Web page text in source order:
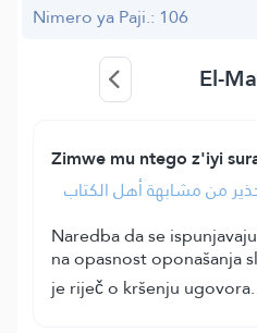
Nimero ya Paji.: 106
El-
Zimwe mu ntego z'iyi
من مشابهة أهل الكتاب
Naredba da se
na opasnost oponašanja
je riječ o kršenju ugovora.